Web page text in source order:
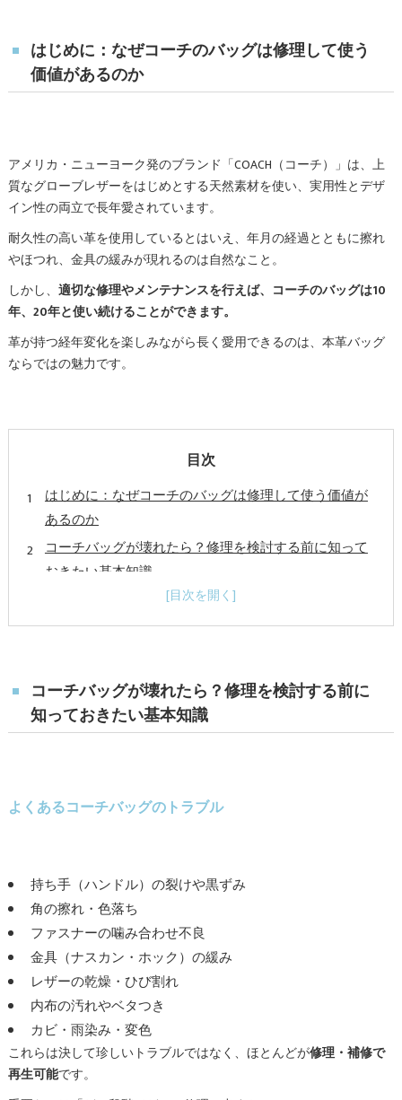
はじめに：なぜコーチのバッグは修理して使う
価値があるのか
アメリカ・ニューヨーク発のブランド「COACH（コーチ）」は、上
質なグローブレザーをはじめとする天然素材を使い、実用性とデザ
イン性の両立で長年愛されています。
耐久性の高い革を使用しているとはいえ、年月の経過とともに擦れ
やほつれ、金具の緩みが現れるのは自然なこと。
しかし、 適切な修理やメンテナンスを行えば、コーチのバッグは10
年、20年と使い続けることができます。
革が持つ経年変化を楽しみながら長く愛用できるのは、本革バッグ
ならではの魅力です。
目次
はじめに：なぜコーチのバッグは修理して使う価値が
あるのか
コーチバッグが壊れたら？修理を検討する前に知って
おきたい基本知識
よくあるコーチバッグのトラブル
ファスナーのトラブル
持ち手部分の劣化
ファスナー破れ 擦れ
修理を放置すると起こること
スエード・ヌバック
正規店と専門修理店の違いを徹底比較
1. コーチ正規店で修理する
2. レボラボ専門修理店に依頼する
実際の事例：修理事例① Before
実際の事例：修理事例① After
実際の事例：修理事例② Before
実際の事例：修理事例② After
コーチバッグが壊れたら？修理を検討する前に
知っておきたい基本知識
よくあるコーチバッグのトラブル
持ち手（ハンドル）の裂けや黒ずみ
角の擦れ・色落ち
ファスナーの噛み合わせ不良
金具（ナスカン・ホック）の緩み
レザーの乾燥・ひび割れ
内布の汚れやベタつき
カビ・雨染み・変色
これらは決して珍しいトラブルではなく、ほとんどが修理・補修で
再生可能です。